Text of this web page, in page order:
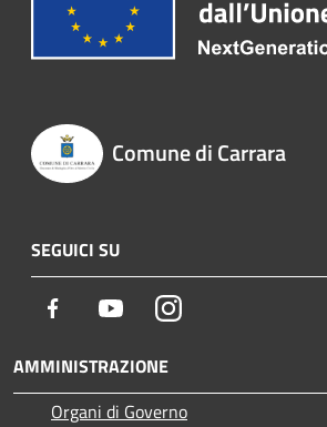
Comune di Carrara
SEGUICI SU
Facebook YoutubeInstagram
AMMINISTRAZIONE
Organi di Governo